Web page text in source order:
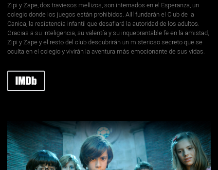
Zipi y Zape, dos traviesos mellizos, son internados en el Esperanza, un
colegio donde los juegos están prohibidos. Allí fundarán el Club de la
Canica, la resistencia infantil que desafiará la autoridad de los adultos.
Gracias a su inteligencia, su valentía y su inquebrantable fe en la amistad,
Zipi y Zape y el resto del club descubrirán un misterioso secreto que se
oculta en el colegio y vivirán la aventura más emocionante de sus vidas.